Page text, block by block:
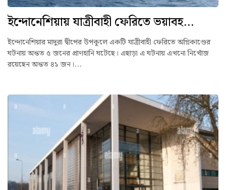
ইন্দোনেশিয়ায় যাত্রীবাহী ফেরিতে ভয়াবহ...
ইন্দোনেশিয়ার মাদুরা দ্বীপের উপকূলে একটি যাত্রীবাহী ফেরিতে অগ্নিকাণ্ডের
ঘটনায় অন্তত ৫ জনের প্রাণহানি ঘটেছে। এছাড়া এ ঘটনায় এখনো নিখোঁজ
রয়েছেন অন্তত ৪১ জন।...